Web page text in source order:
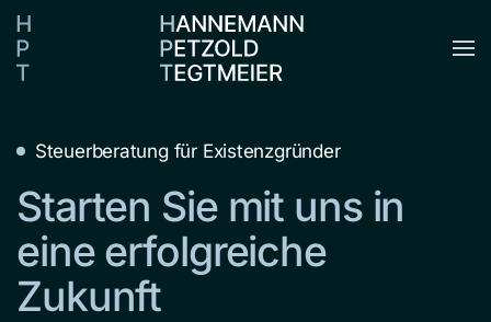
Zum Hauptinhalt springen
Steuerberatung für Existenzgründer
Starten Sie mit uns in
eine erfolgreiche
Zukunft